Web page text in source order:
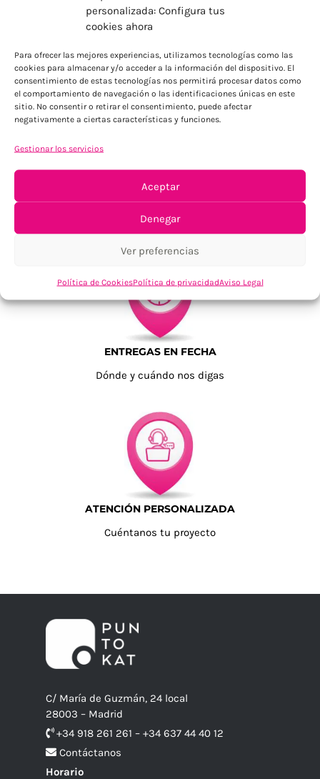
personalizada: Configura tus
cookies ahora
Para ofrecer las mejores experiencias, utilizamos tecnologías como las
cookies para almacenar y/o acceder a la información del dispositivo. El
consentimiento de estas tecnologías nos permitirá procesar datos como
el comportamiento de navegación o las identificaciones únicas en este
sitio. No consentir o retirar el consentimiento, puede afectar
negativamente a ciertas características y funciones.
Gestionar los servicios
Aceptar
Denegar
Ver preferencias
Política de CookiesPolítica de privacidadAviso Legal
Para Península, resto consultar
TU SATISFACCIÓN = LA NUESTRA
Tu confianza, nuestro objetivo
ENTREGAS EN FECHA
Dónde y cuándo nos digas
ATENCIÓN PERSONALIZADA
Cuéntanos tu proyecto
C/ María de Guzmán, 24 local
28003 – Madrid
+34 918 261 261 – +34 637 44 40 12
Contáctanos
Horario